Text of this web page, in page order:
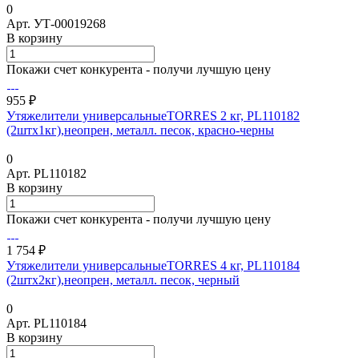
0
Арт. УТ-00019268
В корзину
Покажи счет конкурента - получи лучшую цену
955 ₽
Утяжелители универсальныеTORRES 2 кг, PL110182
(2штх1кг),неопрен, металл. песок, красно-черны
0
Арт. PL110182
В корзину
Покажи счет конкурента - получи лучшую цену
1 754 ₽
Утяжелители универсальныеTORRES 4 кг, PL110184
(2штх2кг),неопрен, металл. песок, черный
0
Арт. PL110184
В корзину